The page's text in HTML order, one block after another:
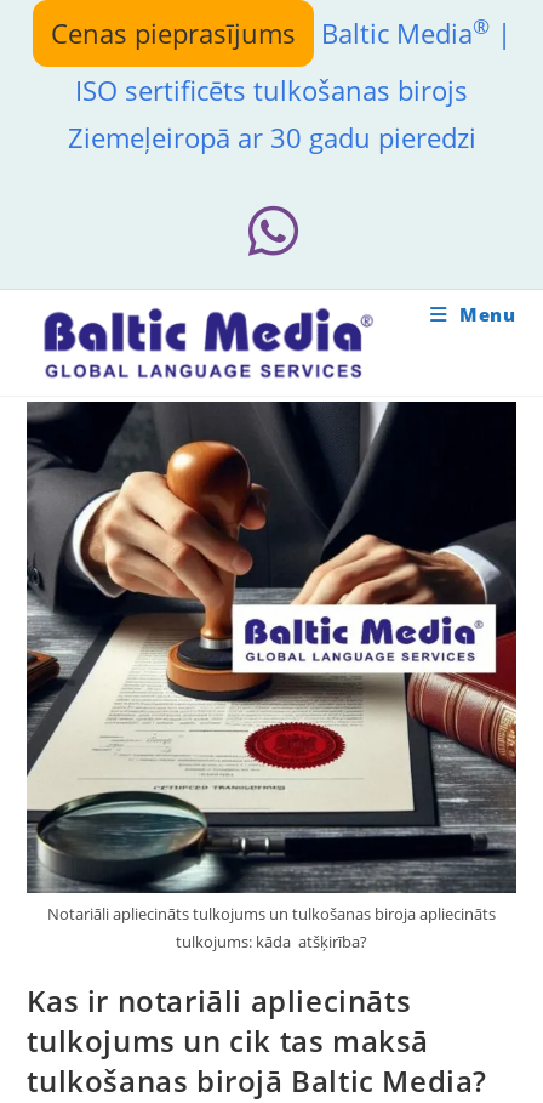
content
Cenas pieprasījums Baltic Media®|
ISO sertificēts tulkošanas birojs
Ziemeļeiropā ar 30 gadu pieredzi
Menu
Notariāli apliecināts tulkojums un tulkošanas biroja apliecināts
tulkojums: kāda atšķirība?
Kas ir notariāli apliecināts
tulkojums un cik tas maksā
tulkošanas birojā Baltic Media?